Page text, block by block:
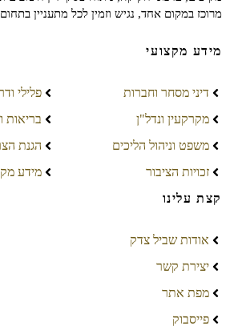
מרוכז במקום אחד, נגיש וזמין לכל מתעניין
מידע מקצועי
דיני מסחר וחברות
מקרקעין ונדל"ן
משפט וניהול הליכים
זכויות הציבור
פלילי
בריאות
הגנת
מידע
קצת עלינו
אודות שביל צדק
יצירת קשר
מפת אתר
פייסבוק